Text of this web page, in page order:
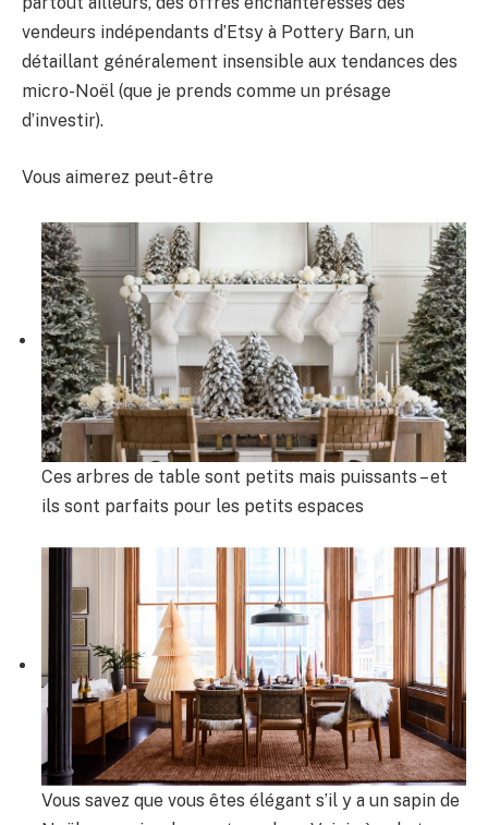
vendeurs indépendants d’Etsy à Pottery Barn, un
détaillant généralement insensible aux tendances des
micro-Noël (que je prends comme un présage
d’investir).
Vous aimerez peut-être
Ces arbres de table sont petits mais puissants – et
ils sont parfaits pour les petits espaces
Vous savez que vous êtes élégant s’il y a un sapin de